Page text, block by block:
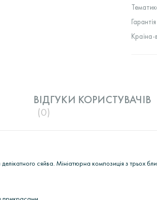
Гарантія
ВІДГУКИ КОРИСТУВАЧIВ
(0)
сяйва. Мініатюрна композиція з трьох